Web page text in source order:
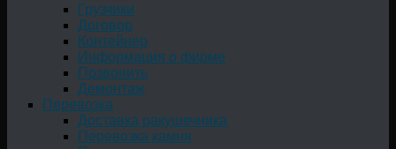
Грузчики
Договор
Контейнер
Информация о фирме
Позвонить
Демонтаж
Перевозка
Доставка ракушечника
Перевозка камня